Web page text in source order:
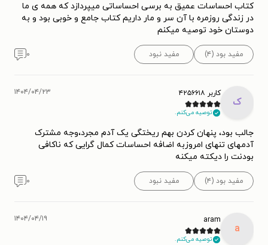
کتاب احساسات عمیق به برسی احساساتی میپردازد که همه ی ما
در زندگی روزمره با آن سر و مار داریم کتاب جامع و خوبی بود و به
دوستان خود توصیه میکنم
مفید بود (۴) مفید نبود ۰
ک
کاربر ۴۲۵۶۶۱۸
توصیه می‌کنم.
۱۴۰۴/۰۴/۲۳
جالب بود، پنهان کردن بهم ریختگی یک آدم مجرد،وجە مشترک
آدمهای تنهای امروزبە اضافە احساسات کمال گرایی کە ناکافی
بودنت را دیکتە میکنە
مفید بود (۴) مفید نبود ۰
a
aram
توصیه می‌کنم.
۱۴۰۴/۰۴/۱۹